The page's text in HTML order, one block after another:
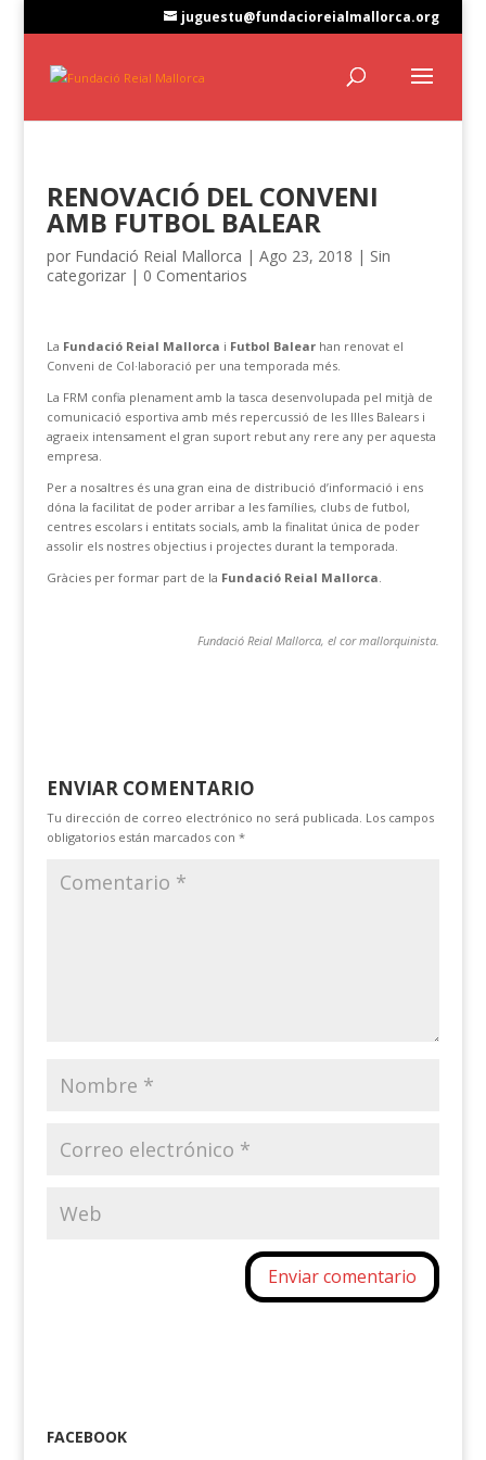
juguestu@fundacioreialmallorca.org
RENOVACIÓ DEL CONVENI
AMB FUTBOL BALEAR
por Fundació Reial Mallorca | Ago 23, 2018 | Sin
categorizar| 0 Comentarios
La Fundació Reial Mallorca i Futbol Balearhan renovat el
Conveni de Col·laboració per una temporada més.
La FRM confia plenament amb la tasca desenvolupada pel mitjà de
comunicació esportiva amb més repercussió de les Illes Balears i
agraeix intensament el gran suport rebut any rere any per aquesta
empresa.
Per a nosaltres és una gran eina de distribució d’informació i ens
dóna la facilitat de poder arribar a les famílies, clubs de futbol,
centres escolars i entitats socials, amb la finalitat única de poder
assolir els nostres objectius i projectes durant la temporada.
Gràcies per formar part de la Fundació Reial Mallorca.
Fundació Reial Mallorca, el cor mallorquinista.
ENVIAR COMENTARIO
Tu dirección de correo electrónico no será publicada. Los campos
obligatorios están marcados con *
FACEBOOK